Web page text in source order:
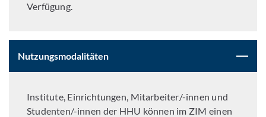
Verfügung.
Nutzungsmodalitäten
Institute, Einrichtungen, Mitarbeiter/-innen und
Studenten/-innen der HHU können im ZIM einen